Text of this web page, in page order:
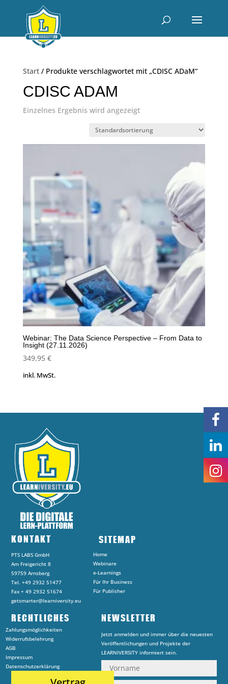
Start/ Produkte verschlagwortet mit „CDISC ADaM“
CDISC ADAM
Einzelnes Ergebnis wird angezeigt
Webinar: The Data Science Perspective – From Data to
Insight (27.11.2026)
349,95 €
inkl. MwSt.
KONTAKT
PTS LABS GmbH
Am Freigericht 8
59759 Arnsberg
Tel. +49 2932 51477
Fax + 49 2932 51674
getsmarter@learniversity.eu
SITEMAP
Home
Webinare
e-Learnings
Für Ihr Business
Für Publisher
RECHTLICHES
Zahlungsmöglichkeiten
Widerrufsbelehrung
AGB
Impressum
Datenschutzerklärung
NEWSLETTER
Jetzt anmelden und immer über die neuesten
Veröffentlichungen und Projekte der
LEARNIVERSITY informiert sein.